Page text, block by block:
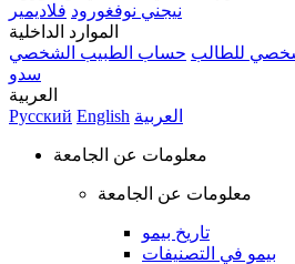
نيجني نوفغورود فلاديمير
الموارد الداخلية
للطالب حساب الطبيب الشخصي
سدو
العربية
Русский English العربية
معلومات عن الجامعة
معلومات عن الجامعة
تاريخ بيمو
بيمو في التصنيفات